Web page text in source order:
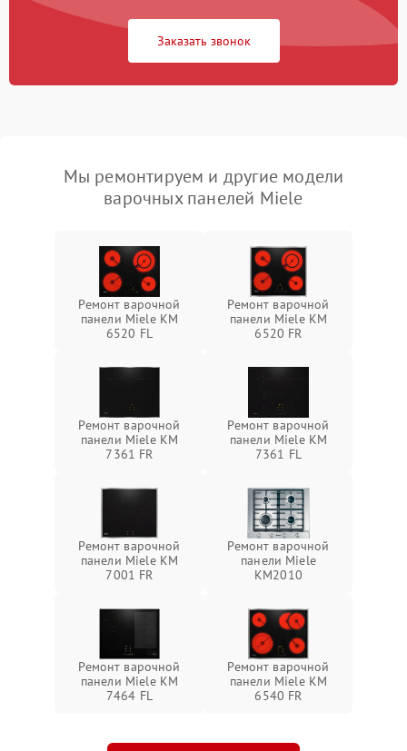
Заказать звонок
Мы ремонтируем и другие модели
варочных панелей Miele
Ремонт варочной
панели Miele KM
6520 FL
Ремонт варочной
панели Miele KM
6520 FR
Ремонт варочной
панели Miele KM
7361 FR
Ремонт варочной
панели Miele KM
7361 FL
Ремонт варочной
панели Miele KM
7001 FR
Ремонт варочной
панели Miele
KM2010
Ремонт варочной
панели Miele KM
7464 FL
Ремонт варочной
панели Miele KM
6540 FR